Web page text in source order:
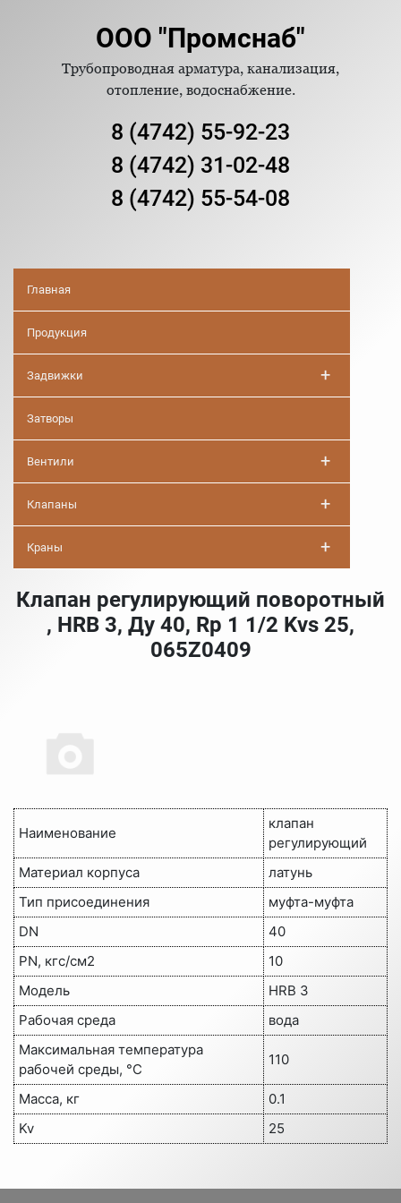
ООО "Промснаб"
Трубопроводная арматура, канализация,
отопление, водоснабжение.
8 (4742) 55-92-23
8 (4742) 31-02-48
8 (4742) 55-54-08
Главная
Продукция
Задвижки +
Затворы
Вентили +
Клапаны +
Краны +
Клапан регулирующий поворотный
, HRB 3, Ду 40, Rp 1 1/2 Kvs 25,
065Z0409
Наименование
клапан
регулирующий
Материал корпуса
латунь
Тип присоединения
муфта-муфта
DN
40
PN, кгс/см2
10
Модель
HRB 3
Рабочая среда
вода
Максимальная температура
рабочей среды, °C
110
Масса, кг
0.1
Kv
25